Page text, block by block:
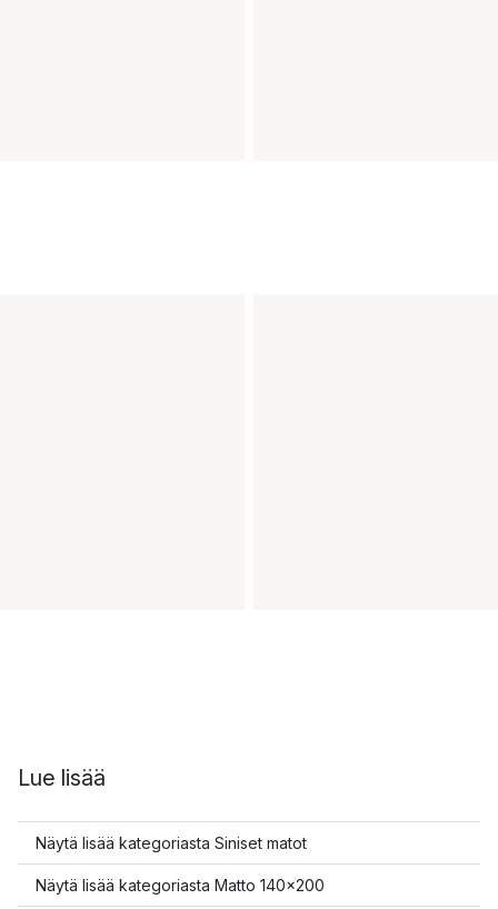
Lue lisää
Näytä lisää kategoriasta Siniset matot
Näytä lisää kategoriasta Matto 140x200